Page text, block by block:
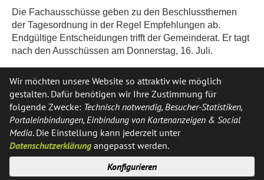
Die Fachausschüsse geben zu den Beschlussthemen
der Tagesordnung in der Regel Empfehlungen ab.
Endgültige Entscheidungen trifft der Gemeinderat. Er tagt
nach den Ausschüssen am Donnerstag, 16. Juli.
Alle Vorlagen im Ratsinfosystem
Der öffentliche Teil der Sitzung des Haupt- und
Finanzausschusses steht für Zuhörerinnen und Zuhörer
offen. Die Sitzung beginnt am Donnerstag, 9. Juli, um 18
Uhr im Bürgerhaus, Ferrières-Straße 12. Die kompletten
öffentlichen Sitzungsvorlagen finden sich auf der
Homepage der Gemeinde imRatsinfosystem
Wir möchten unsere Website so attraktiv wie möglich
gestalten. Dafür benötigen wir Ihre Zustimmung für
folgende Zwecke: Technisch notwendig, Besucher-Statistiken,
Portaleinbindungen, Einbindung von Kartenanzeigen & Social
Media. Die Einstellung kann jederzeit unter
Datenschutzerklärung angepasst werden.
Konfigurieren